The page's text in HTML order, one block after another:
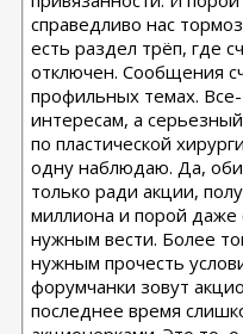
справедливо нас
есть раздел трёп, где
отключен. Сообщения
профильных темах.
интересам, а
по пластической
одну наблюдаю. Да,
только ради акции,
миллиона и порой даже
нужным вести. Более
нужным прочесть
форумчанки зовут
последнее время